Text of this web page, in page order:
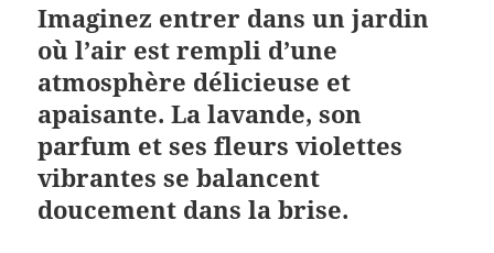
Imaginez entrer dans un jardin
où l’air est rempli d’une
atmosphère délicieuse et
apaisante. La lavande, son
parfum et ses fleurs violettes
vibrantes se balancent
doucement dans la brise.